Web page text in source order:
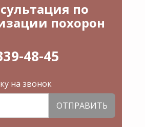
по
похорон
48-45
на звонок
ОТПРАВИТЬ